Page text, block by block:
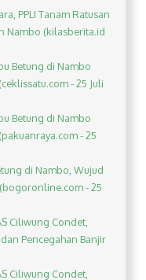
PPLI Tanam Ratusan
Nambo (kilasberita.id
Betung di Nambo
- 25 Juli
Betung di Nambo
- 25
di Nambo, Wujud
- 25
Ciliwung Condet,
Pencegahan Banjir
Ciliwung Condet,